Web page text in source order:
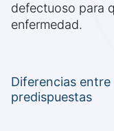
defectuoso para
enfermedad.
Diferencias
predispuestas